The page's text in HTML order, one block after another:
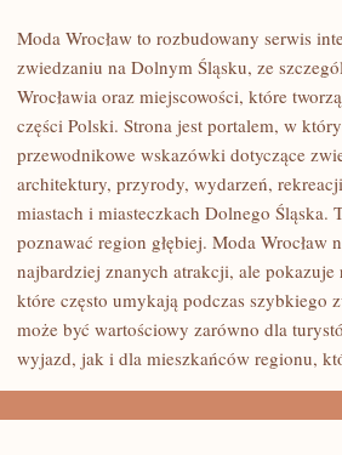
LUBIN
Moda Wrocław to rozbudowany serwis
zwiedzaniu na Dolnym Śląsku, ze
Wrocławia oraz miejscowości, które
części Polski. Strona jest portalem, w
przewodnikowe wskazówki dotyczące
architektury, przyrody, wydarzeń,
miastach i miasteczkach Dolnego Śląska.
poznawać region głębiej. Moda Wrocław
najbardziej znanych atrakcji, ale
które często umykają podczas szybkiego
może być wartościowy zarówno dla
wyjazd, jak i dla mieszkańców regionu,